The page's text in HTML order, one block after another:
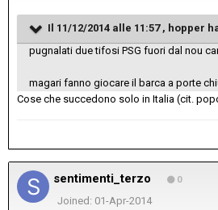
Il 11/12/2014 alle 11:57 , hopper
pugnalati due tifosi PSG fuori dal nou
magari fanno giocare il barca a porte
Cose che succedono solo in Italia (cit.
sentimenti_terzo 0
Joined: 01-Apr-2014